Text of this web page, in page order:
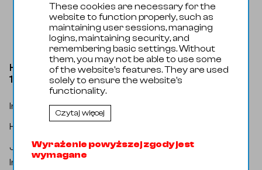
Kołnierz luźny przetłaczany DN250/254,0
1.4301/7 PN10
Indeks katalogowy: złą002305
Kategoria
Butt-weld fittings / Flanges / Pressed
Jednostka miary: Sztuka
Indeks handlowy
These cookies are necessary for the
website to function properly, such as
maintaining user sessions, managing
logins, maintaining security, and
remembering basic settings. Without
them, you may not be able to use some
of the website's features. They are used
solely to ensure the website's
functionality.
Czytaj więcej
Wyrażenie powyższej zgody jest
wymagane